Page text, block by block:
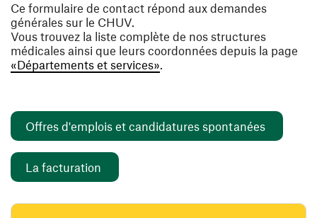
Ce formulaire de contact répond aux demandes
générales sur le CHUV.
Vous trouvez la liste complète de nos structures
médicales ainsi que leurs coordonnées depuis la page
«Départements et services».
Offres d'emplois et candidatures spontanées
La facturation